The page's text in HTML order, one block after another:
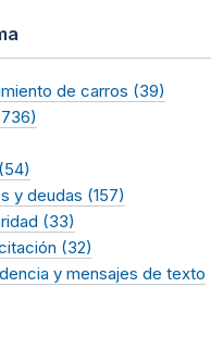
de carros (39)
y deudas (157)
(33)
(32)
y mensajes de texto